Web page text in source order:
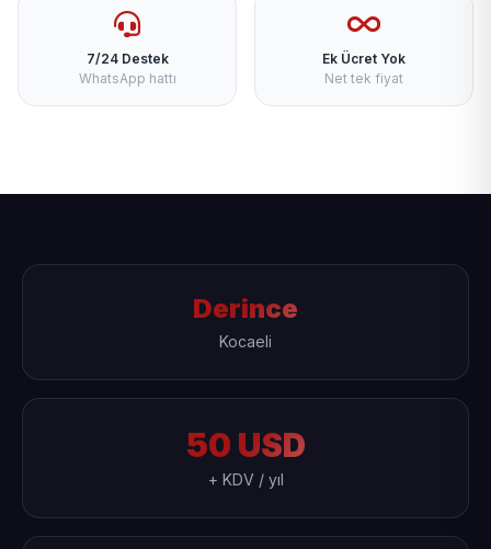
7/24 Destek
WhatsApp hattı
Ek Ücret Yok
Net tek fiyat
Derince
Kocaeli
50 USD
+ KDV / yıl